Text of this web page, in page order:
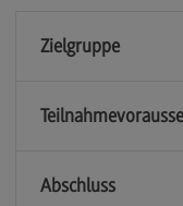
Zielgruppe
Abschluss